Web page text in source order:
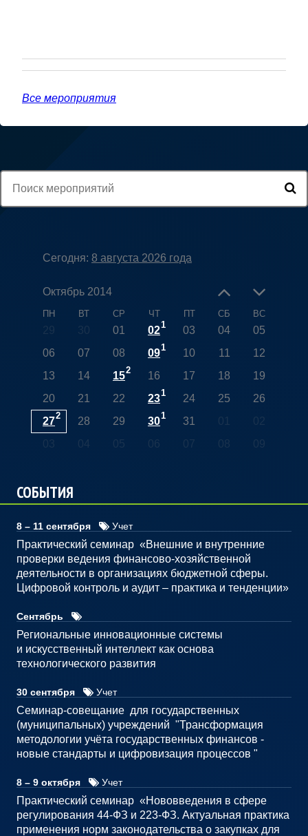
Все мероприятия
Сегодня: 8 августа 2026 года
Октябрь 2014
ПН ВТ СР ЧТ ПТ СБ ВС
29 30 01 021 03 04
05
06
07 08 091 10 11
12
13
14 152 16 17 18
19
20
21 22 231 24 25
26
272 28 29 301 31 01
02
03
04 05 06 07 08 09
СОБЫТИЯ
8 – 11 сентября Учет
Практический семинар «Внешние и внутренние
проверки ведения финансово-хозяйственной
деятельности в организациях бюджетной сферы.
Цифровой контроль и аудит – практика и тенденции»
Сентябрь
Региональные инновационные системы
и искусственный интеллект как основа
технологического развития
30 сентября Учет
Семинар-совещание для государственных
(муниципальных) учреждений "Трансформация
методологии учёта государственных финансов -
новые стандарты и цифровизация процессов "
8 – 9 октября Учет
Практический семинар «Нововведения в сфере
регулирования 44-ФЗ и 223-ФЗ. Актуальная практика
применения норм законодательства о закупках для